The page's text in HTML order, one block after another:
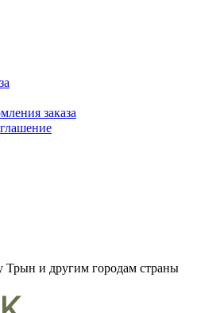
заказа
Трын и другим городам страны